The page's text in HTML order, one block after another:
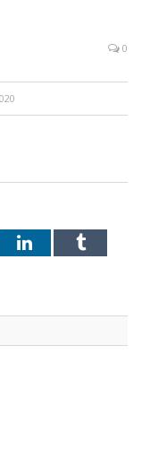
0
LinkedInTumblr